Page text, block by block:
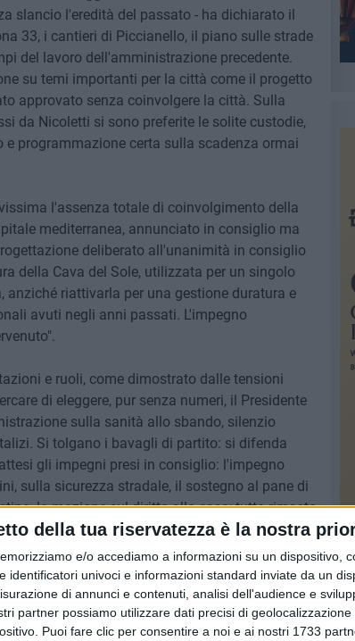
della tua riservatezza è la nostra
e/o accediamo a informazioni su un dispositivo,
identificatori univoci e informazioni standard inviate da un
di annunci e contenuti, analisi dell'audience e
partner possiamo utilizzare dati precisi di
Puoi fare clic per consentire a noi e ai nostri 1733
slancio l'eredità del passato - ha dichiarato il
33, i cantieri di Piccianello, il piano sulle strade
del lavoro dell'amministrazione precedente.
su temi importanti per la città come il progetto
approvato senza coinvolgere la città. Sulla
da Nicoletti si sono preferite le solite custodie,
programmazione certa sulla scadenza ormai
l'assenza totale di coinvolgimento della
mediterranea, annunciato in consiglio ma
deliberato all'unanimità in consiglio
della Cava del Sole, utilizzata per un singolo
riattivarla per una gestione duratura e
avuti negli anni passati. L'impegno
e ruoli, come dimostrato dalle tensioni
di eleggere, pur senza numeri, il Presidente
sulla sanità allo sbando, silenzio
Si tolgano i bavagli di partito: si difenda
gli impegni presi in consiglio: l'impegno
sulla sicurezza stradale, il sostegno al pane di
la mozione sul diritto alla casa; tutto rimasto
di Gaza, la lotta all'impianto di biogas a
questo governo nazionale: tutto rimandato o
merita il coraggio di opporsi, che merita
che nasconde i problemi sotto il tappeto e si
già la figura del Commissario", conclude.